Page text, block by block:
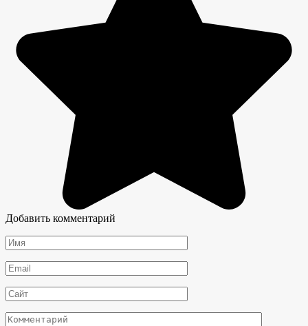
Добавить комментарий
Имя
*
Email
*
Сайт
Комментарий